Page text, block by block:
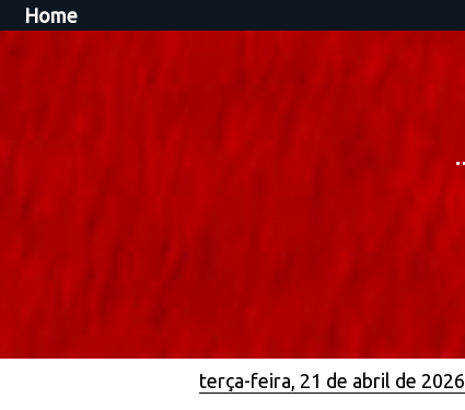
Home
terça-feira, 21 de abril de 2026